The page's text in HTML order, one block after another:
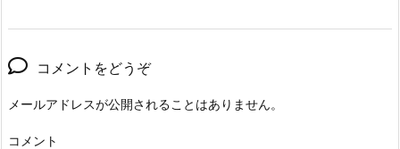
コメントをどうぞ
メールアドレスが公開されることはありません。
コメント